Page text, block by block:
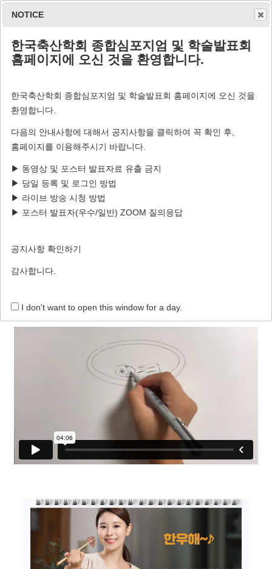
(사)전국한우협회
구분:
Homepage : http://www.ihanwoo.org/
NOTICE
한국축산학회 종합심포지엄 및 학술발표회
홈페이지에 오신 것을 환영합니다.
한국축산학회 종합심포지엄 및 학술발표회 홈페이지에 오신 것을
환영합니다.
다음의 안내사항에 대해서 공지사항을 클릭하여 꼭 확인 후,
홈페이지를 이용해주시기 바랍니다.
▶ 동영상 및 포스터 발표자료 유출 금지
▶ 당일 등록 및 로그인 방법
▶ 라이브 방송 시청 방법
▶ 포스터 발표자(우수/일반) ZOOM 질의응답
공지사항 확인하기
감사합니다.
I don't want to open this window for a day.